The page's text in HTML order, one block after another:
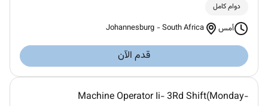
دوام كامل
أمس Johannesburg -South Africa
قدم الآن
Machine Operator Ii- 3Rd Shift(Monday-